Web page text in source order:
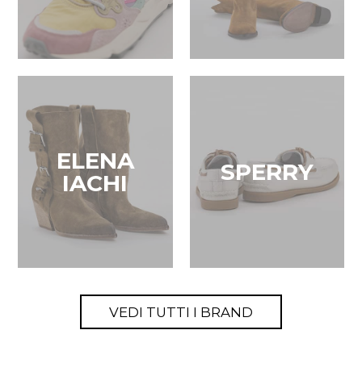
ELENA
IACHI
SPERRY
VEDI TUTTI I BRAND